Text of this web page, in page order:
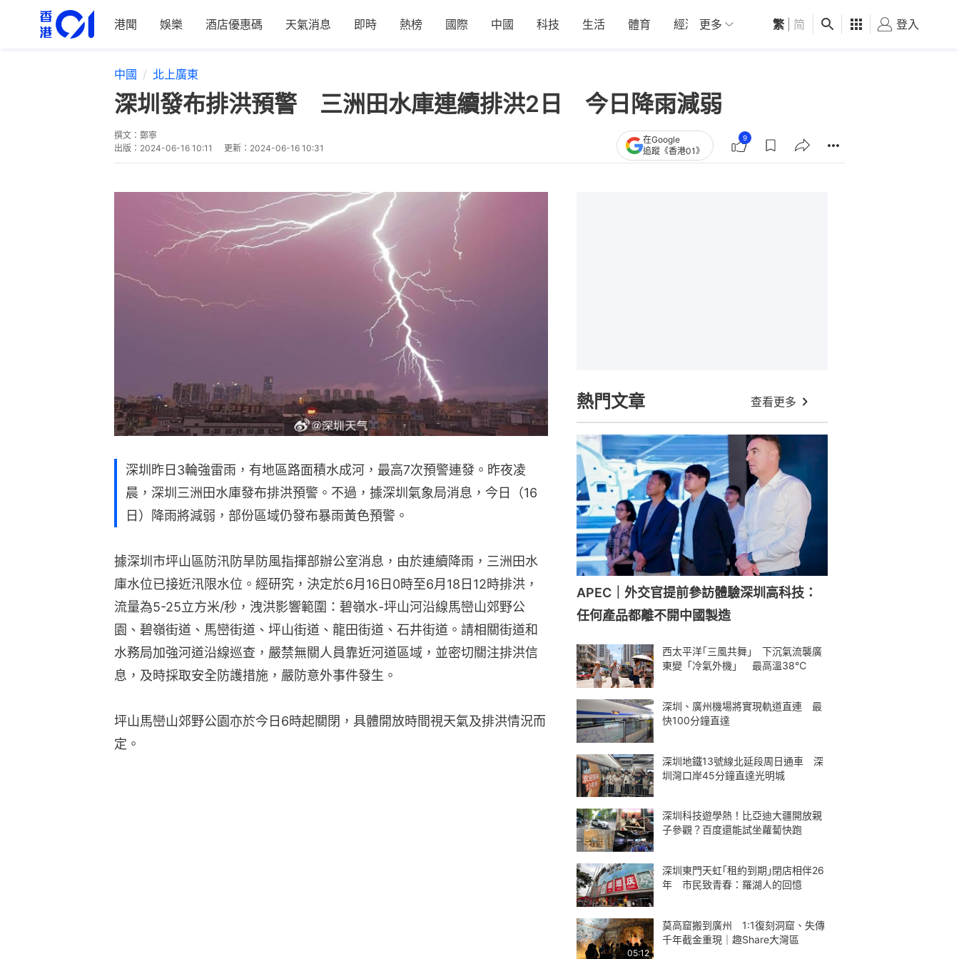
港聞 娛樂 酒店優惠碼 天氣消息 即時 熱榜 國際 中國 科技 生活 體育 經濟 01深圳 觀點 健康 好食玩飛
更多 繁 简 登入
中國 北上廣東
深圳發布排洪預警 三洲田水庫連續排洪2日 今日降雨減弱
撰文： 鄭寧
出版： 2024-06-16 10:11 更新： 2024-06-16 10:31
在Google
追蹤《香港01》
9
深圳昨日3輪強雷雨，有地區路面積水成河，最高7次預警連發。昨夜凌
晨，深圳三洲田水庫發布排洪預警。不過，據深圳氣象局消息，今日（16
日）降雨將減弱，部份區域仍發布暴雨黃色預警。
據深圳市坪山區防汛防旱防風指揮部辦公室消息，由於連續降雨，三洲田水
庫水位已接近汛限水位。經研究，決定於6月16日0時至6月18日12時排洪，
流量為5-25立方米/秒，洩洪影響範圍：碧嶺水-坪山河沿線馬巒山郊野公
園、碧嶺街道、馬巒街道、坪山街道、龍田街道、石井街道。請相關街道和
水務局加強河道沿線巡查，嚴禁無關人員靠近河道區域，並密切關注排洪信
息，及時採取安全防護措施，嚴防意外事件發生。
坪山馬巒山郊野公園亦於今日6時起關閉，具體開放時間視天氣及排洪情況而
定。
熱門文章 查看更多
APEC｜外交官提前參訪體驗深圳高科技：
任何產品都離不開中國製造
西太平洋｢三風共舞｣ 下沉氣流襲廣
東變「冷氣外機」 最高溫38℃
深圳、廣州機場將實現軌道直連 最
快100分鐘直達
深圳地鐵13號線北延段周日通車 深
圳灣口岸45分鐘直達光明城
深圳科技遊學熱！比亞迪大疆開放親
子參觀？百度還能試坐蘿蔔快跑
深圳東門天虹｢租約到期｣閉店相伴26
年 市民致青春：羅湖人的回憶
05:12
莫高窟搬到廣州 1:1復刻洞窟、失傳
千年截金重現｜趣Share大灣區